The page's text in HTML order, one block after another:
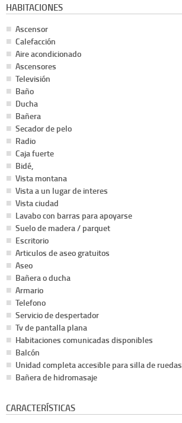
HABITACIONES
Ascensor
Calefacción
Aire acondicionado
Ascensores
Televisión
Baño
Ducha
Bañera
Secador de pelo
Radio
Caja fuerte
Bidé,
Vista montana
Vista a un lugar de interes
Vista ciudad
Lavabo con barras para apoyarse
Suelo de madera / parquet
Escritorio
Articulos de aseo gratuitos
Aseo
Bañera o ducha
Armario
Telefono
Servicio de despertador
Tv de pantalla plana
Habitaciones comunicadas disponibles
Balcón
Unidad completa accesible para silla de ruedas
Bañera de hidromasaje
CARACTERÍSTICAS